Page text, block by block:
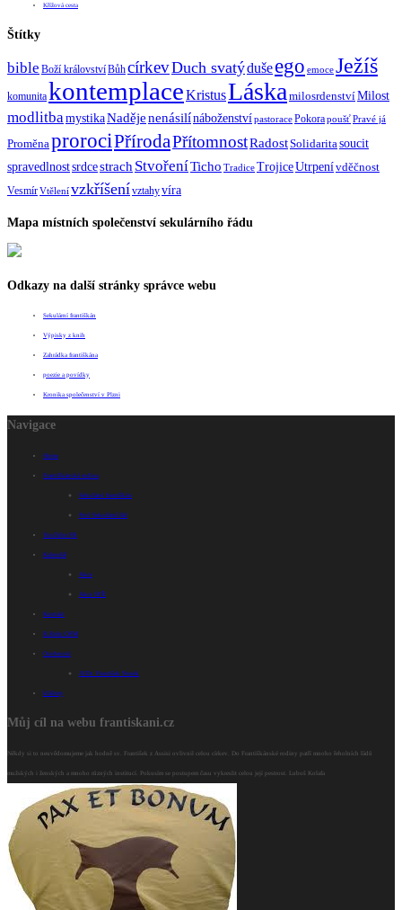
Křížová cesta
Štítky
bible Boží královstvíBůhcírkevDuch svatýdušeego emoceJežíš
komunitakontemplaceKristusLáska milosrdenstvíMilost
modlitbamystikaNadějenenásilínáboženstvípastoracePokorapoušťPravé já
Proměna prorociPřírodaPřítomnostRadostSolidaritasoucit
spravedlnostsrdcestrach StvořeníTicho TradiceTrojiceUtrpenívděčnost
VesmírVtělenívzkříšenívztahyvíra
Mapa místních společenství sekulárního řádu
Odkazy na další stránky správce webu
Sekulární františkán
Výpisky z knih
Zahrádka františkána
poezie a povídky
Kronika společenství v Plzni
Navigace
Home
Františkánská rodina
Sekulární františkán
Proč Sekulární řád
YouTube FR
Kalendář
Akce
Akce SFŘ
Kontakt
R.Rohr OFM
Osobnosti
JUDr. František Nosek
kláštery
Můj cíl na webu frantiskani.cz
Někdy si to neuvědomujeme jak hodně sv. František z Assisi ovlivnil celou církev. Do Františkánské rodiny patří mnoho řeholních řádů
mužských i ženských a mnoho různých institucí. Pokusím se postupem času vykreslit celou její pestrost. Luboš Kolafa